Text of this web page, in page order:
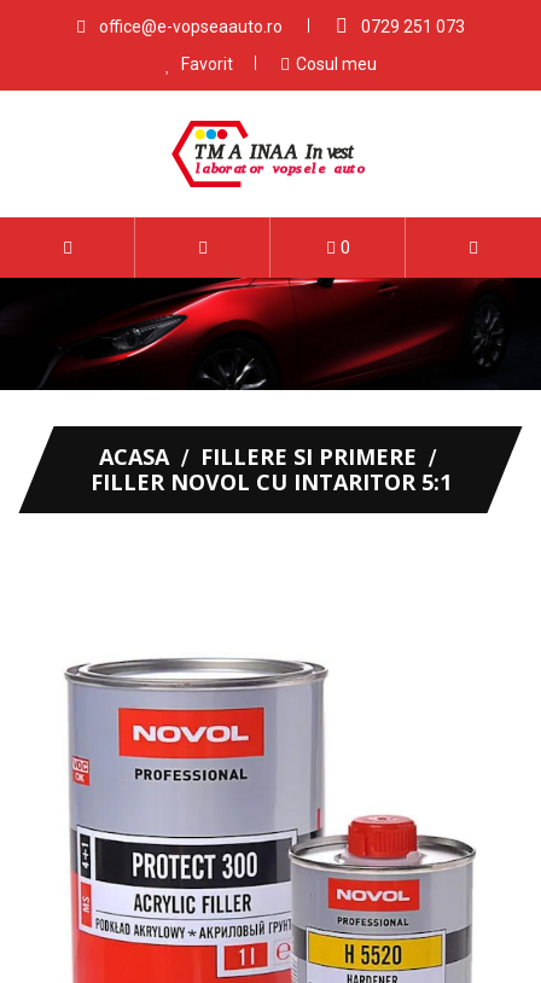
office@e-vopseaauto.ro
0729 251 073
Favorit
Cosul meu
0
ACASA
FILLERE SI PRIMERE
FILLER NOVOL CU INTARITOR 5:1